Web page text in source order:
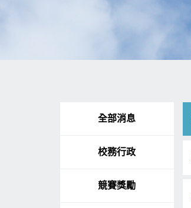
全部消息
校務行政
競賽獎勵